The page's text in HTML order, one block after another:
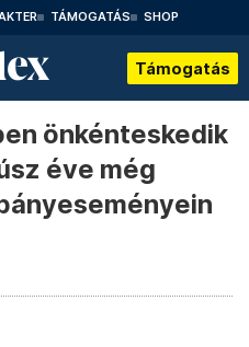
TÁMOGATÁS SHOP
Támogatás
önkénteskedik
éve még